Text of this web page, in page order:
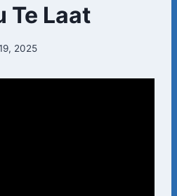
Te Laat
2025